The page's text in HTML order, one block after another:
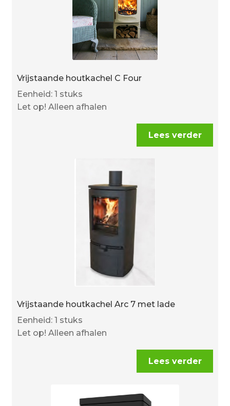
Vrijstaande houtkachel C Four
Eenheid: 1 stuks
Let op! Alleen afhalen
Lees verder
Vrijstaande houtkachel Arc 7 met lade
Eenheid: 1 stuks
Let op! Alleen afhalen
Lees verder